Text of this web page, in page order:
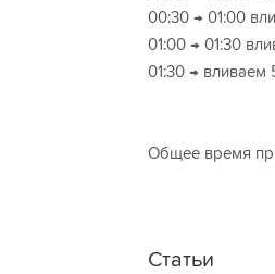
00:30 → 01:00
01:00 → 01:30
01:30 →
Общее время
Статьи